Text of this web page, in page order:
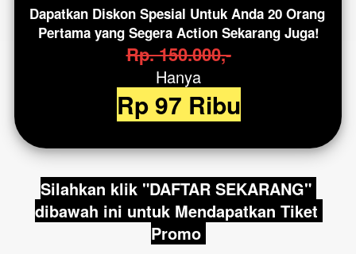
Dapatkan Diskon Spesial Untuk Anda 20 Orang
Pertama yang Segera Action Sekarang Juga!
Rp. 150.000,-
Hanya
Rp 97 Ribu
Silahkan klik "DAFTAR SEKARANG"
dibawah ini untuk Mendapatkan Tiket
Promo